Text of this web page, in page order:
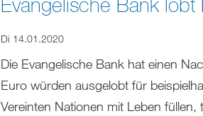
Di 14.01.2020
Die Evangelische Bank hat einen
Euro würden ausgelobt für
Vereinten Nationen mit Leben